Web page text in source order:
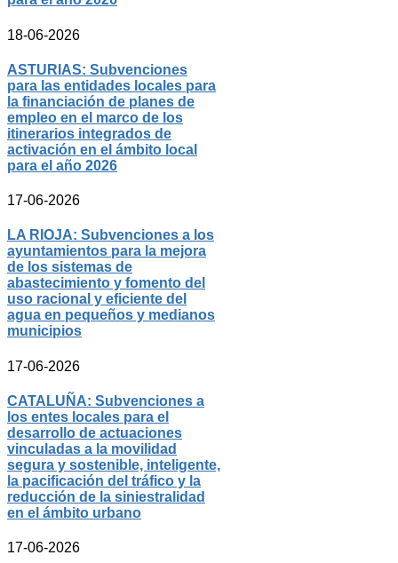
18-06-2026
ASTURIAS: Subvenciones
para las entidades locales para
la financiación de planes de
empleo en el marco de los
itinerarios integrados de
activación en el ámbito local
para el año 2026
17-06-2026
LA RIOJA: Subvenciones a los
ayuntamientos para la mejora
de los sistemas de
abastecimiento y fomento del
uso racional y eficiente del
agua en pequeños y medianos
municipios
17-06-2026
CATALUÑA: Subvenciones a
los entes locales para el
desarrollo de actuaciones
vinculadas a la movilidad
segura y sostenible, inteligente,
la pacificación del tráfico y la
reducción de la siniestralidad
en el ámbito urbano
17-06-2026